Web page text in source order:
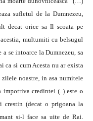
sufletul de la Dumnezeu,
decat orice sa Il scoata pe
multumiti cu belsugul
se intoarce la Dumnezeu, sa
ca si cum Acesta nu ar exista
noastre, in asa numitele
impotriva credintei (..) este o
crestin (decat o prigoana la
si-l face sa uite de Rai.